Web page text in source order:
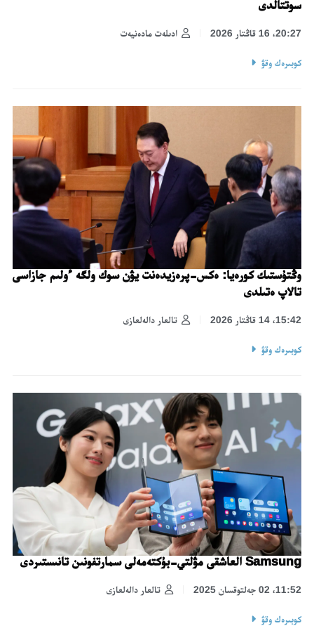
سوتتالدى
ادىلەت مادەنيەت 20:27، 16 قاڭتار 2026
كوبىرەك وقۋ
وڭتۇستىك كورەيا: ەكس-پرەزيدەنت يۋن سوك ولگە ءولىم جازاسى
تالاپ ەتىلدى
تالعار دالەلعازى 15:42، 14 قاڭتار 2026
كوبىرەك وقۋ
Samsung العاشقى مۋلتي-بۇكتەمەلى سمارتفونىن تانىستىردى
تالعار دالەلعازى 11:52، 02 جەلتوقسان 2025
كوبىرەك وقۋ